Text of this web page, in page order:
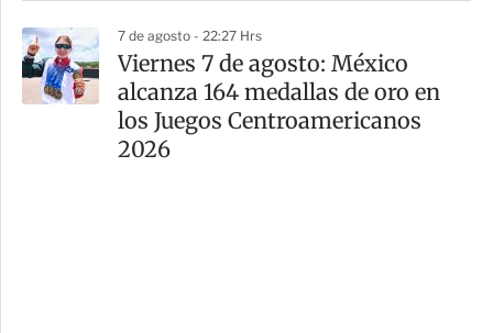
7 de agosto - 22:27 Hrs
Viernes 7 de agosto: México
alcanza 164 medallas de oro en
los Juegos Centroamericanos
2026